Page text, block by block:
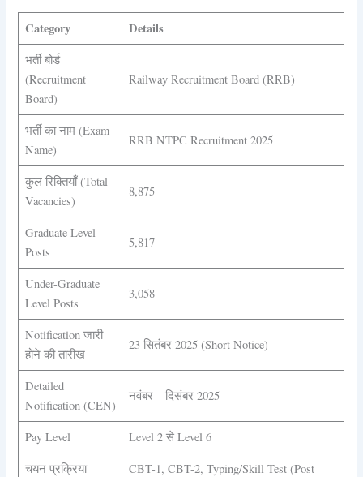
Category Details
भर्ती बोर्ड
(Recruitment
Board)
Railway Recruitment Board (RRB)
भर्ती का नाम (Exam
Name)
RRB NTPC Recruitment 2025
कुल रिक्तियाँ (Total
Vacancies)
8,875
Graduate Level
Posts
5,817
Under-Graduate
Level Posts
3,058
Notification जारी
होने की तारीख
23 सितंबर 2025 (Short Notice)
Detailed
Notification (CEN)
नवंबर – दिसंबर 2025
Pay Level Level 2 से Level 6
चयन प्रक्रिया
CBT-1, CBT-2, Typing/Skill Test (Post